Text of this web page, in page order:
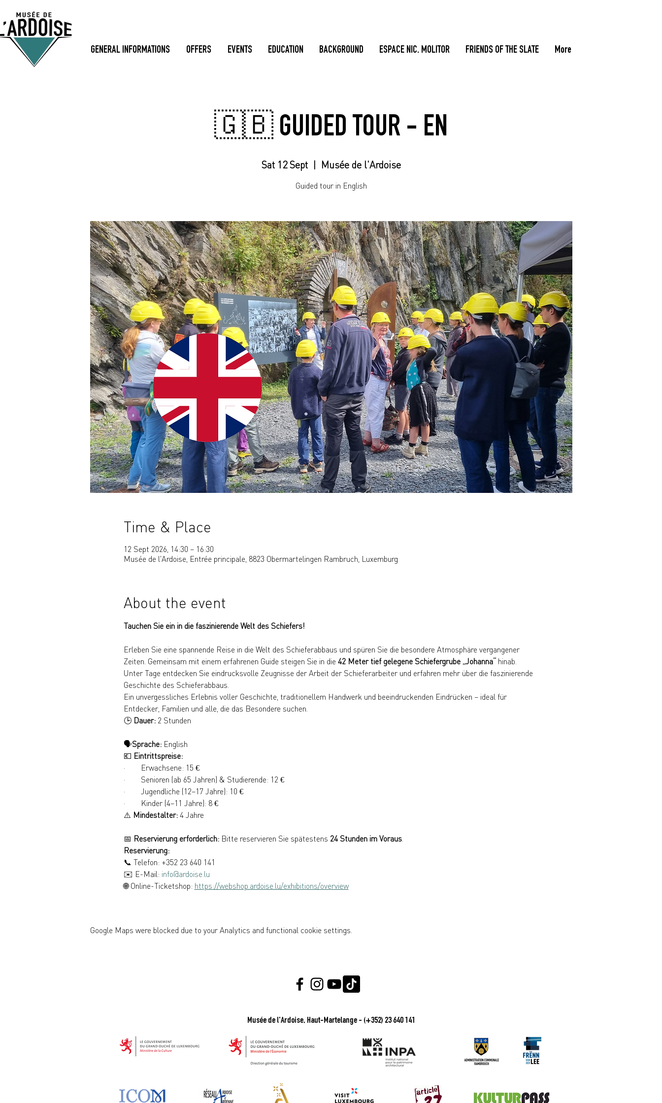
GENERAL INFORMATIONS OFFERS EVENTS EDUCATION BACKGROUND ESPACE NIC. MOLITOR FRIENDS OF THE SLATE More
🇬🇧 GUIDED TOUR - EN
Sat 12 Sept
  |
Musée de l'Ardoise
Guided tour in English
Time & Place
12 Sept 2026, 14:30 – 16:30
Musée de l'Ardoise, Entrée principale, 8823 Obermartelingen Rambruch, Luxemburg
About the event
Tauchen Sie ein in die faszinierende Welt des Schiefers!
Erleben Sie eine spannende Reise in die Welt des Schieferabbaus und spüren Sie die besondere Atmosphäre vergangener
Zeiten. Gemeinsam mit einem erfahrenen Guide steigen Sie in die 42 Meter tief gelegene Schiefergrube „Johanna“ hinab.
Unter Tage entdecken Sie eindrucksvolle Zeugnisse der Arbeit der Schieferarbeiter und erfahren mehr über die faszinierende
Geschichte des Schieferabbaus.
Ein unvergessliches Erlebnis voller Geschichte, traditionellem Handwerk und beeindruckenden Eindrücken – ideal für
Entdecker, Familien und alle, die das Besondere suchen.
🕒 Dauer: 2 Stunden
🗣️Sprache: English
💶 Eintrittspreise:
·        Erwachsene: 15 €
·        Senioren (ab 65 Jahren) & Studierende: 12 €
·        Jugendliche (12–17 Jahre): 10 €
·        Kinder (4–11 Jahre): 8 €
⚠️ Mindestalter: 4 Jahre
📅 Reservierung erforderlich: Bitte reservieren Sie spätestens 24 Stunden im Voraus.
Reservierung:
📞 Telefon: +352 23 640 141
✉️ E-Mail: info@ardoise.lu
🌐 Online-Ticketshop: https://webshop.ardoise.lu/exhibitions/overview
Google Maps were blocked due to your Analytics and functional cookie settings.
Musée de l'Ardoise, Haut-Martelange - (+352) 23 640 141